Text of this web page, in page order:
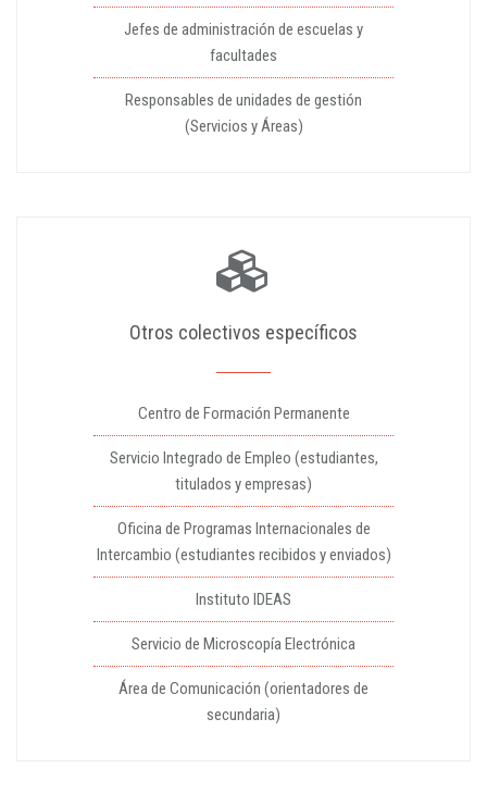
Jefes de administración de escuelas y
facultades
Responsables de unidades de gestión
(Servicios y Áreas)
Otros colectivos específicos
Centro de Formación Permanente
Servicio Integrado de Empleo (estudiantes,
titulados y empresas)
Oficina de Programas Internacionales de
Intercambio (estudiantes recibidos y enviados)
Instituto IDEAS
Servicio de Microscopía Electrónica
Área de Comunicación (orientadores de
secundaria)